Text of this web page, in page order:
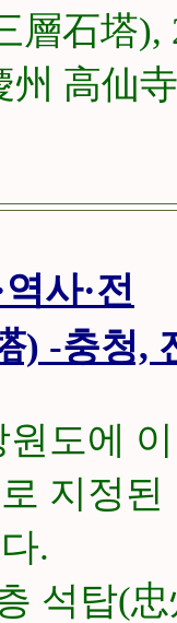
層石塔),
州 高仙
황사 모
사·전
) -충청,
도에
지정된
.
석탑(